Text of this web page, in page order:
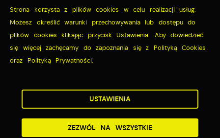
Odwiedzin: 3731814
Online: 414
Powered by2ClickPortal®
- Portale nowej generacji
Strona korzysta z plików cookies w celu realizacji usług.
Możesz określić warunki przechowywania lub dostępu do
plików cookies klikając przycisk Ustawienia. Aby dowiedzieć
się więcej zachęcamy do zapoznania się z Polityką Cookies
oraz Polityką Prywatności.
USTAWIENIA
ZEZWÓL NA WSZYSTKIE
ZEZWÓL NA WSZYSTKIE